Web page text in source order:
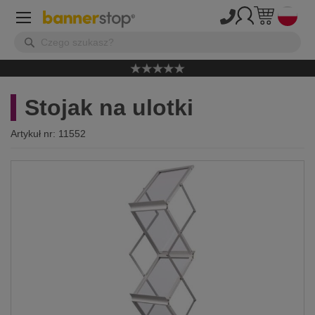
Stojak na ulotki
Artykuł nr: 11552